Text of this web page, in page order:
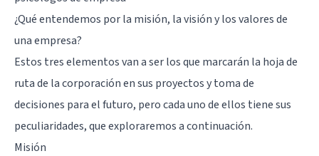
¿Qué entendemos por la misión, la visión y los valores de
una empresa?
Estos tres elementos van a ser los que marcarán la hoja de
ruta de la corporación en sus proyectos y toma de
decisiones para el futuro, pero cada uno de ellos tiene sus
peculiaridades, que exploraremos a continuación.
Misión